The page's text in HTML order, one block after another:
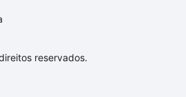
reservados.